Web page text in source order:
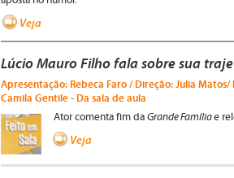
Veja
Lúcio Mauro Filho fala sobre sua
Apresentação: Rebeca Faro / Direção: Julia
Camila Gentile - Da sala de aula
Ator comenta fim da Grande Famíliae
Veja